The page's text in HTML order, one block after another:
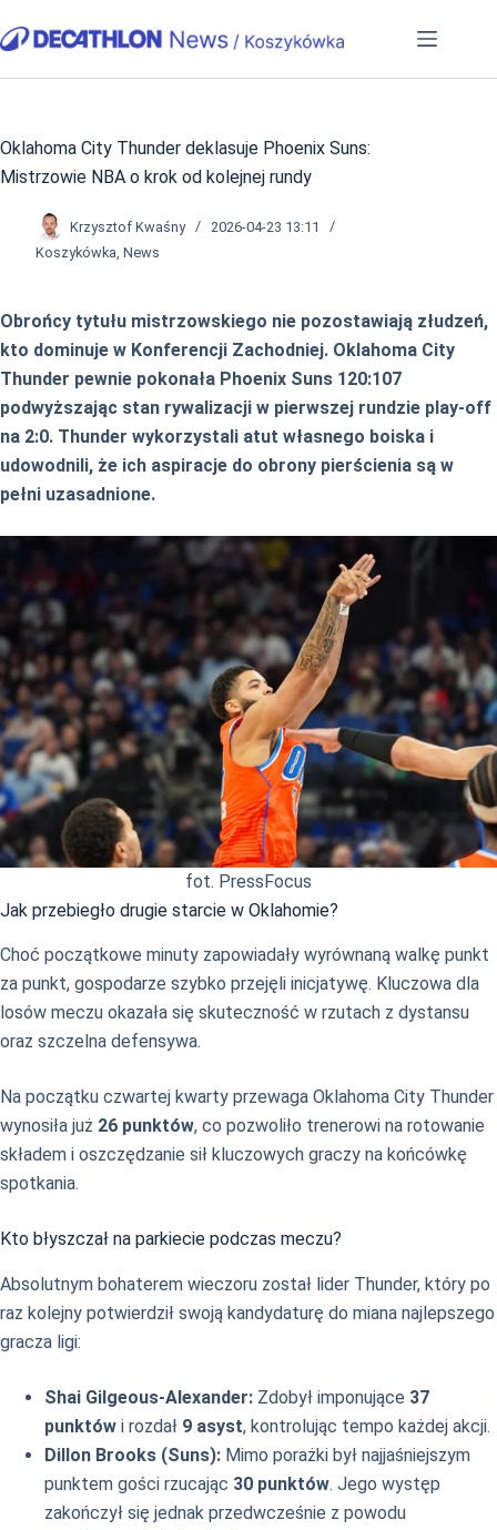
do
Oklahoma City Thunder deklasuje Phoenix Suns:
Mistrzowie NBA o krok od kolejnej rundy
Krzysztof Kwaśny
2026-04-23 13:11
Koszykówka, News
Obrońcy tytułu mistrzowskiego nie pozostawiają złudzeń,
kto dominuje w Konferencji Zachodniej. Oklahoma City
Thunder pewnie pokonała Phoenix Suns 120:107
podwyższając stan rywalizacji w pierwszej rundzie play-off
na 2:0. Thunder wykorzystali atut własnego boiska i
udowodnili, że ich aspiracje do obrony pierścienia są w
pełni uzasadnione.
fot. PressFocus
Jak przebiegło drugie starcie w Oklahomie?
Choć początkowe minuty zapowiadały wyrównaną walkę punkt
za punkt, gospodarze szybko przejęli inicjatywę. Kluczowa dla
losów meczu okazała się skuteczność w rzutach z dystansu
oraz szczelna defensywa.
Na początku czwartej kwarty przewaga Oklahoma City Thunder
wynosiła już 26 punktów, co pozwoliło trenerowi na rotowanie
składem i oszczędzanie sił kluczowych graczy na końcówkę
spotkania.
Kto błyszczał na parkiecie podczas meczu?
Absolutnym bohaterem wieczoru został lider Thunder, który po
raz kolejny potwierdził swoją kandydaturę do miana najlepszego
gracza ligi:
Shai Gilgeous-Alexander: Zdobył imponujące 37
punktów i rozdał 9 asyst, kontrolując tempo każdej akcji.
Dillon Brooks (Suns): Mimo porażki był najjaśniejszym
punktem gości rzucając 30 punktów. Jego występ
zakończył się jednak przedwcześnie z powodu